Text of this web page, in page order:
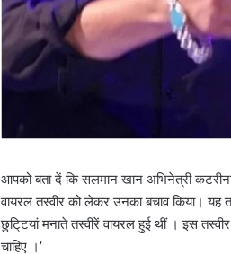
आपको बता दें कि सलमान खान अभिनेत्री
वायरल तस्वीर को लेकर उनका बचाव किया। यह
छुटि्टयां मनाते तस्वीरें वायरल हुई थीं । इस
चाहिए ।’